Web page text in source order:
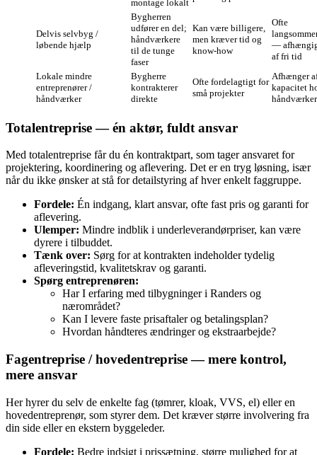
montage lokalt
Delvis selvbyg /
løbende hjælp
Bygherren
udfører en del;
håndværkere
til de tunge
faser
Kan være billigere,
men kræver tid og
know‑how
Ofte
—
af fri tid
Lokale mindre
entreprenører /
håndværker
Bygherre
kontrakterer
direkte
Ofte fordelagtigt for
små projekter
Afhænger
kapacitet
Totalentreprise — én aktør, fuldt ansvar
Med totalentreprise får du én kontraktpart, som tager ansvaret for
projektering, koordinering og aflevering. Det er en tryg løsning, især
når du ikke ønsker at stå for detailstyring af hver enkelt faggruppe.
Fordele: Én indgang, klart ansvar, ofte fast pris og garanti for
aflevering.
Ulemper: Mindre indblik i underleverandørpriser, kan være
dyrere i tilbuddet.
Tænk over: Sørg for at kontrakten indeholder tydelig
afleveringstid, kvalitetskrav og garanti.
Spørg entreprenøren:
Har I erfaring med tilbygninger i Randers og
nærområdet?
Kan I levere faste prisaftaler og betalingsplan?
Hvordan håndteres ændringer og ekstraarbejde?
Fagentreprise / hovedentreprise — mere kontrol,
mere ansvar
Her hyrer du selv de enkelte fag (tømrer, kloak, VVS, el) eller en
hovedentreprenør, som styrer dem. Det kræver større involvering fra
din side eller en ekstern byggeleder.
Fordele: Bedre indsigt i prissætning, større mulighed for at